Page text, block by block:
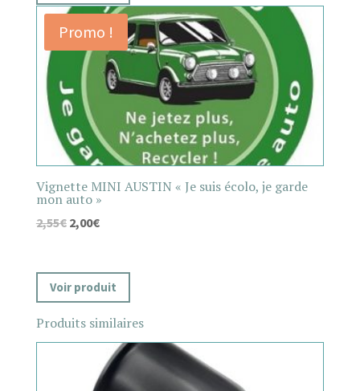
Promo !
Vignette MINI AUSTIN « Je suis écolo, je garde
mon auto »
2,55€ 2,00€
Voir produit
Produits similaires